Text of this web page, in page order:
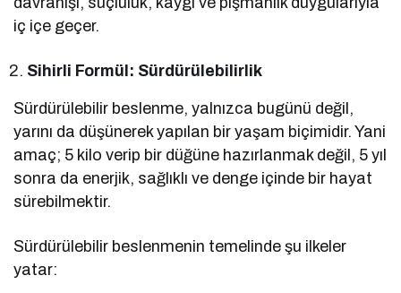
iç içe geçer.
Sihirli Formül: Sürdürülebilirlik
Sürdürülebilir beslenme, yalnızca bugünü değil,
yarını da düşünerek yapılan bir yaşam biçimidir. Yani
amaç; 5 kilo verip bir düğüne hazırlanmak değil, 5 yıl
sonra da enerjik, sağlıklı ve denge içinde bir hayat
sürebilmektir.
Sürdürülebilir beslenmenin temelinde şu ilkeler
yatar: